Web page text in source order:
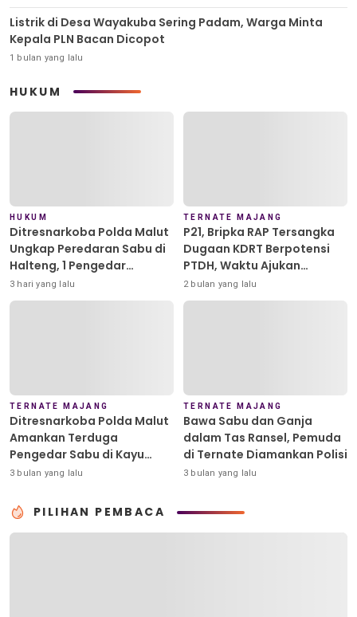
Listrik di Desa Wayakuba Sering Padam, Warga Minta
Kepala PLN Bacan Dicopot
1 bulan yang lalu
HUKUM
HUKUM
Ditresnarkoba Polda Malut
Ungkap Peredaran Sabu di
Halteng, 1 Pengedar
Diamankan
3 hari yang lalu
TERNATE MAJANG
P21, Bripka RAP Tersangka
Dugaan KDRT Berpotensi
PTDH, Waktu Ajukan
Banding Habis
2 bulan yang lalu
TERNATE MAJANG
Ditresnarkoba Polda Malut
Amankan Terduga
Pengedar Sabu di Kayu
Merah
3 bulan yang lalu
TERNATE MAJANG
Bawa Sabu dan Ganja
dalam Tas Ransel, Pemuda
di Ternate Diamankan Polisi
3 bulan yang lalu
PILIHAN PEMBACA